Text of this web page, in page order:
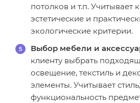
потолков и т.п. Учитывает
эстетические и
экологические критерии.
Выбор мебели и
клиенту выбрать
освещение, текстиль и
элементы. Учитывает
функциональность